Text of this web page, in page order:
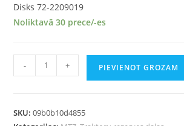
Disks 72-2209019
Noliktavā 30 prece/-es
- + PIEVIENOT GROZAM
SKU:09b0b10d4855